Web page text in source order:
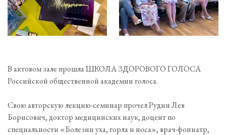
В актовом зале прошла ШКОЛА ЗДОРОВОГО ГОЛОСА
Российской общественной академии голоса.
Свою авторскую лекцию-семинар прочел Рудин Лев
Борисович, доктор медицинских наук, доцент по
специальности «Болезни уха, горла и носа», врач-фониатр,